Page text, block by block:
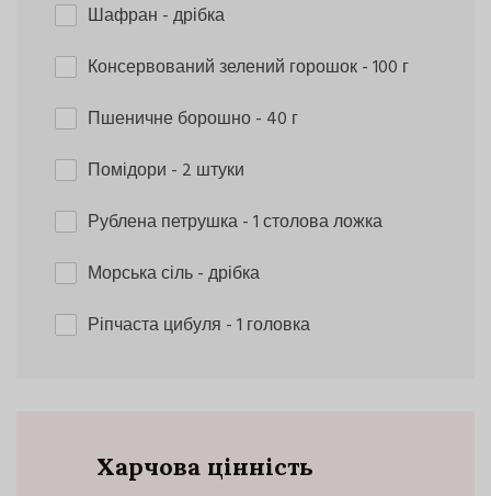
Шафран - дрібка
Консервований зелений горошок- 100 г
Пшеничне борошно- 40 г
Помідори - 2 штуки
Рублена петрушка- 1 столова ложка
Морська сіль- дрібка
Ріпчаста цибуля - 1 головка
Харчова цінність